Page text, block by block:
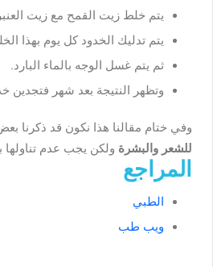
يتم خلط زيت القمح مع زيت
يتم تدليك الخدود كل يوم بهذا الخليط
ثم يتم غسل الوجه بالماء البارد.
وتظهر النتيجة بعد شهر فتجدين
وفي ختام مقالنا هذا نكون قد ذكرنا
للشعر والبشرة ولكن يجب عدم
المراجع
الطبي
ويب طب